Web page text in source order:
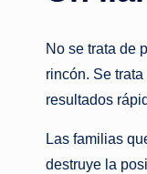
No se trata de
rincón. Se
resultados
Las familias
destruye la